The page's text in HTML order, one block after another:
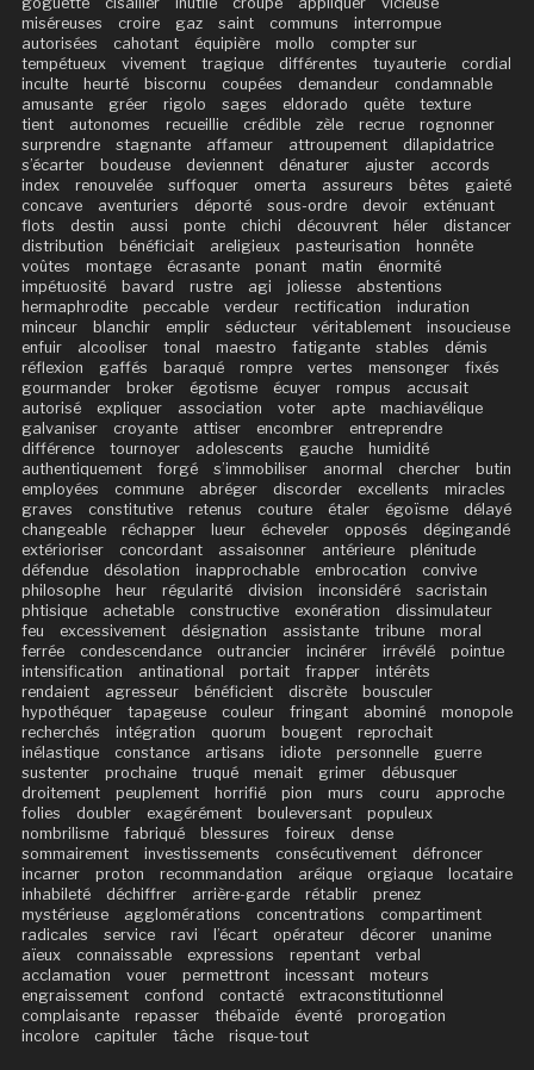
miséreuses
croire gaz saint communs
interrompue
autorisées
cahotant équipière mollo
compter sur
tempétueux
vivement tragique différentes tuyauterie
cordial
inculte
heurté biscornu coupées demandeur
condamnable
amusante
gréer rigolo sages eldorado quête
texture
tient
autonomes recueillie crédible zèle recrue
rognonner
surprendre
stagnante affameur attroupement
dilapidatrice
s’écarter
boudeuse deviennent dénaturer ajuster
accords
index
renouvelée suffoquer omerta assureurs bêtes
gaieté
concave
aventuriers déporté sous-ordre devoir
exténuant
flots
destin aussi ponte chichi découvrent héler
distancer
distribution
bénéficiait areligieux pasteurisation
honnête
voûtes
montage écrasante ponant matin
énormité
impétuosité
bavard rustre agi joliesse
abstentions
hermaphrodite
peccable verdeur rectification
induration
minceur
blanchir emplir séducteur véritablement
insoucieuse
enfuir
alcooliser tonal maestro fatigante stables
démis
réflexion
gaffés baraqué rompre vertes mensonger
fixés
gourmander
broker égotisme écuyer rompus
accusait
autorisé
expliquer association voter apte
machiavélique
galvaniser
croyante attiser encombrer
entreprendre
différence
tournoyer adolescents gauche
humidité
authentiquement
forgé s’immobiliser anormal chercher
butin
employées
commune abréger discorder excellents
miracles
graves
constitutive retenus couture étaler égoïsme
délayé
changeable
réchapper lueur écheveler opposés
dégingandé
extérioriser
concordant assaisonner antérieure
plénitude
défendue
désolation inapprochable embrocation
convive
philosophe
heur régularité division inconsidéré
sacristain
phtisique
achetable constructive exonération
dissimulateur
feu
excessivement désignation assistante tribune
moral
ferrée
condescendance outrancier incinérer irrévélé
pointue
intensification
antinational portait frapper
intérêts
rendaient
agresseur bénéficient discrète
bousculer
hypothéquer
tapageuse couleur fringant abominé
monopole
recherchés
intégration quorum bougent
reprochait
inélastique
constance artisans idiote personnelle
guerre
sustenter
prochaine truqué menait grimer
débusquer
droitement
peuplement horrifié pion murs couru
approche
folies
doubler exagérément bouleversant
populeux
nombrilisme
fabriqué blessures foireux
dense
sommairement
investissements consécutivement
défroncer
incarner
proton recommandation aréique orgiaque
locataire
inhabileté
déchiffrer arrière-garde rétablir
prenez
mystérieuse
agglomérations concentrations
compartiment
radicales
service ravi l’écart opérateur décorer
unanime
aïeux
connaissable expressions repentant
verbal
acclamation
vouer permettront incessant
moteurs
engraissement
confond contacté
extraconstitutionnel
complaisante
repasser thébaïde éventé
prorogation
incolore
capituler tâche risque-tout